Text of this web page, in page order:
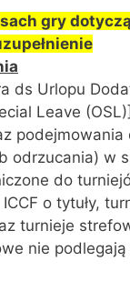
gry
ds Urlopu
Leave
podejmowania
odrzucania) w
do
o tytuły,
turnieje
nie